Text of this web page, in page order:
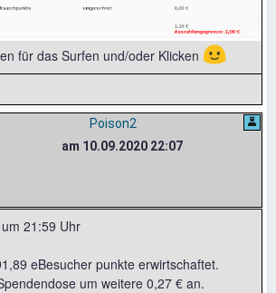
für das Surfen und/oder Klicken 🙂
Poison2
am 10.09.2020 22:07
21:59 Uhr
eBesucher punkte erwirtschaftet.
um weitere 0,27 € an.